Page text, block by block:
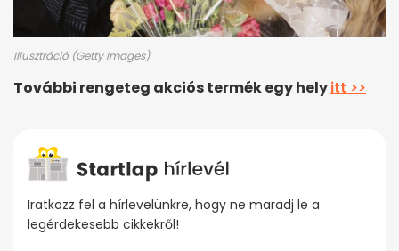
Illusztráció (Getty Images)
További rengeteg akciós termék egy helyitt >>
Iratkozz fel a hírlevelünkre, hogy ne maradj le a
legérdekesebb cikkekről!